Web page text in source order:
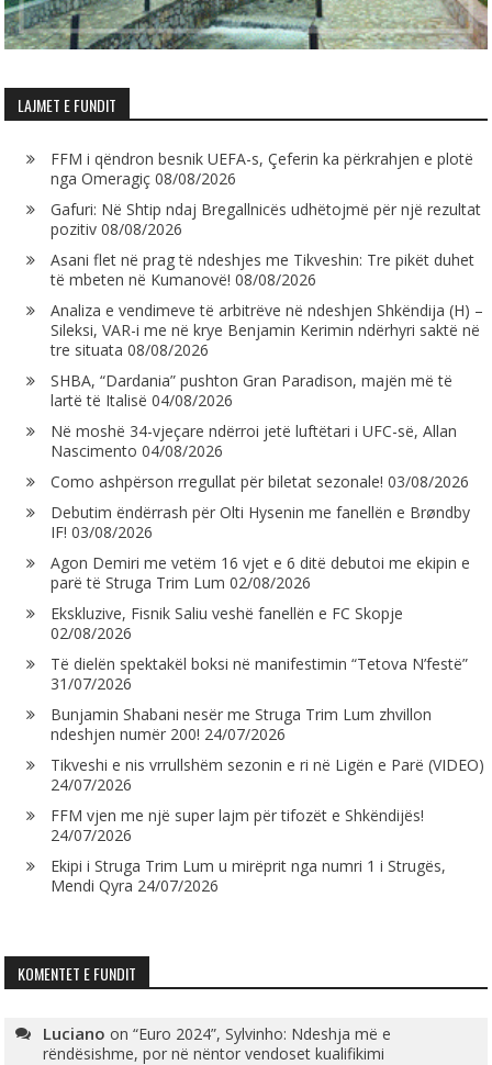
LAJMET E FUNDIT
FFM i qëndron besnik UEFA-s, Çeferin ka përkrahjen e plotë
nga Omeragiç 08/08/2026
Gafuri: Në Shtip ndaj Bregallnicës udhëtojmë për një rezultat
pozitiv 08/08/2026
Asani flet në prag të ndeshjes me Tikveshin: Tre pikët duhet
të mbeten në Kumanovë! 08/08/2026
Analiza e vendimeve të arbitrëve në ndeshjen Shkëndija (H) –
Sileksi, VAR-i me në krye Benjamin Kerimin ndërhyri saktë në
tre situata 08/08/2026
SHBA, “Dardania” pushton Gran Paradison, majën më të
lartë të Italisë 04/08/2026
Në moshë 34-vjeçare ndërroi jetë luftëtari i UFC-së, Allan
Nascimento 04/08/2026
Como ashpërson rregullat për biletat sezonale! 03/08/2026
Debutim ëndërrash për Olti Hysenin me fanellën e Brøndby
IF! 03/08/2026
Agon Demiri me vetëm 16 vjet e 6 ditë debutoi me ekipin e
parë të Struga Trim Lum 02/08/2026
Ekskluzive, Fisnik Saliu veshë fanellën e FC Skopje
02/08/2026
Të dielën spektakël boksi në manifestimin “Tetova N’festë”
31/07/2026
Bunjamin Shabani nesër me Struga Trim Lum zhvillon
ndeshjen numër 200! 24/07/2026
Tikveshi e nis vrrullshëm sezonin e ri në Ligën e Parë (VIDEO)
24/07/2026
FFM vjen me një super lajm për tifozët e Shkëndijës!
24/07/2026
Ekipi i Struga Trim Lum u mirëprit nga numri 1 i Strugës,
Mendi Qyra 24/07/2026
KOMENTET E FUNDIT
Luciano on“Euro 2024”, Sylvinho: Ndeshja më e
rëndësishme, por në nëntor vendoset kualifikimi